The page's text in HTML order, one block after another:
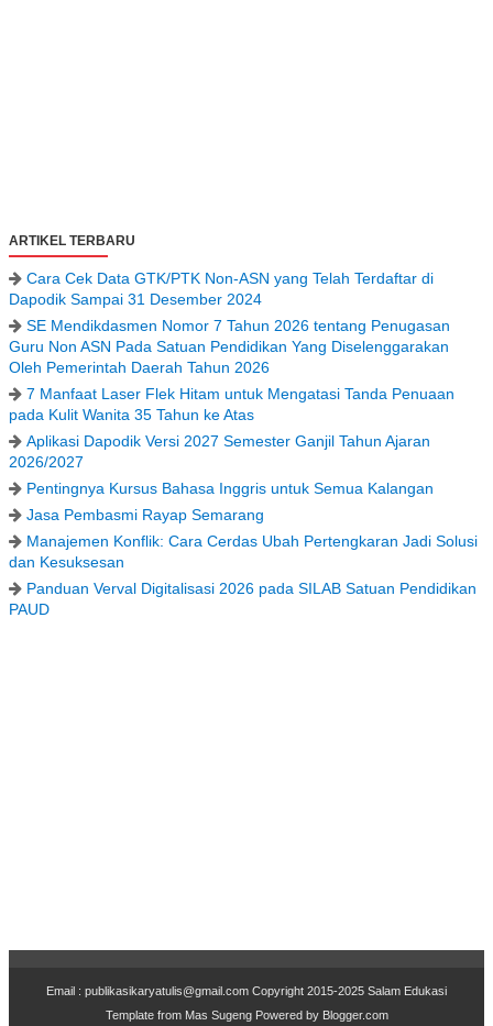
ARTIKEL TERBARU
Cara Cek Data GTK/PTK Non-ASN yang Telah Terdaftar di
Dapodik Sampai 31 Desember 2024
SE Mendikdasmen Nomor 7 Tahun 2026 tentang Penugasan
Guru Non ASN Pada Satuan Pendidikan Yang Diselenggarakan
Oleh Pemerintah Daerah Tahun 2026
7 Manfaat Laser Flek Hitam untuk Mengatasi Tanda Penuaan
pada Kulit Wanita 35 Tahun ke Atas
Aplikasi Dapodik Versi 2027 Semester Ganjil Tahun Ajaran
2026/2027
Pentingnya Kursus Bahasa Inggris untuk Semua Kalangan
Jasa Pembasmi Rayap Semarang
Manajemen Konflik: Cara Cerdas Ubah Pertengkaran Jadi Solusi
dan Kesuksesan
Panduan Verval Digitalisasi 2026 pada SILAB Satuan Pendidikan
PAUD
Email : publikasikaryatulis@gmail.com Copyright 2015-2025 Salam Edukasi
Template from Mas SugengPowered by Blogger.com